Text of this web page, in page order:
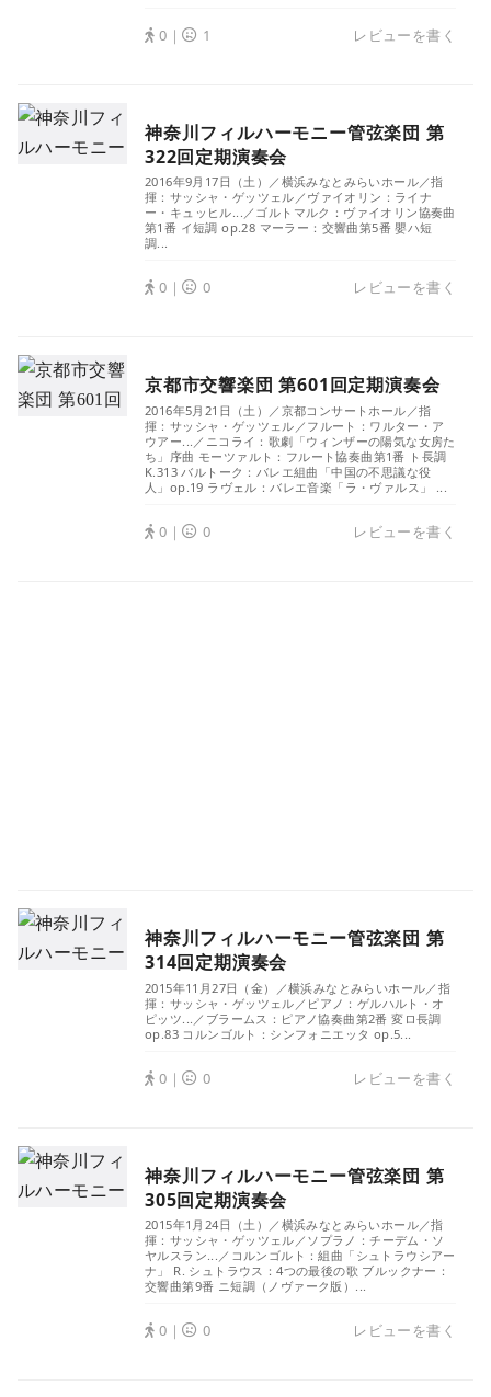
0｜ 1 レビューを書く
神奈川フィルハーモニー管弦楽団 第
322回定期演奏会
2016年9月17日（土）／横浜みなとみらいホール／指
揮：サッシャ・ゲッツェル／ヴァイオリン：ライナ
ー・キュッヒル...／ゴルトマルク：ヴァイオリン協奏曲
第1番 イ短調 op.28 マーラー：交響曲第5番 嬰ハ短
調...
0｜ 0 レビューを書く
京都市交響楽団 第601回定期演奏会
2016年5月21日（土）／京都コンサートホール／指
揮：サッシャ・ゲッツェル／フルート：ワルター・ア
ウアー...／ニコライ：歌劇「ウィンザーの陽気な女房た
ち」序曲 モーツァルト：フルート協奏曲第1番 ト長調
K.313 バルトーク：バレエ組曲「中国の不思議な役
人」op.19 ラヴェル：バレエ音楽「ラ・ヴァルス」 ...
0｜ 0 レビューを書く
神奈川フィルハーモニー管弦楽団 第
314回定期演奏会
2015年11月27日（金）／横浜みなとみらいホール／指
揮：サッシャ・ゲッツェル／ピアノ：ゲルハルト・オ
ピッツ...／ブラームス：ピアノ協奏曲第2番 変ロ長調
op.83 コルンゴルト：シンフォニエッタ op.5...
0｜ 0 レビューを書く
神奈川フィルハーモニー管弦楽団 第
305回定期演奏会
2015年1月24日（土）／横浜みなとみらいホール／指
揮：サッシャ・ゲッツェル／ソプラノ：チーデム・ソ
ヤルスラン...／コルンゴルト：組曲「シュトラウシアー
ナ」 R. シュトラウス：4つの最後の歌 ブルックナー：
交響曲第9番 ニ短調（ノヴァーク版）...
0｜ 0 レビューを書く